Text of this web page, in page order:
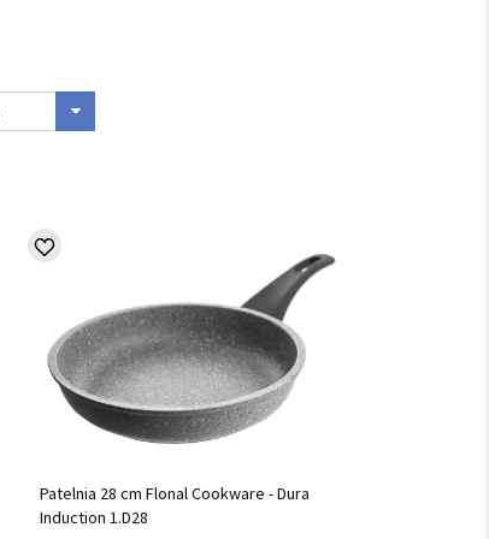
Patelnia 28 cm Flonal Cookware - Dura
Induction 1.D28